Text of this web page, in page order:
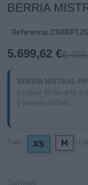
BERRIA
Referencia:
5.699,62 €
XS M